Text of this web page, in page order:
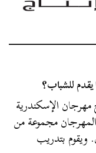
للشباب؟
الإسكندرية
مجموعة من
ويقوم بتدريب